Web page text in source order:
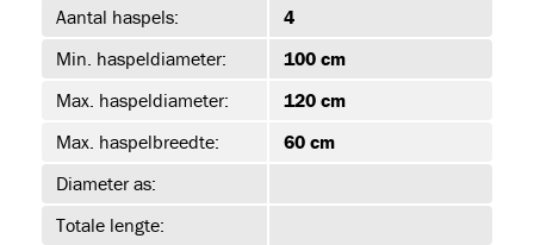
Aantal haspels:
4
Min. haspeldiameter:
100 cm
Max. haspeldiameter:
120 cm
Max. haspelbreedte:
60 cm
Diameter as:
Totale lengte: